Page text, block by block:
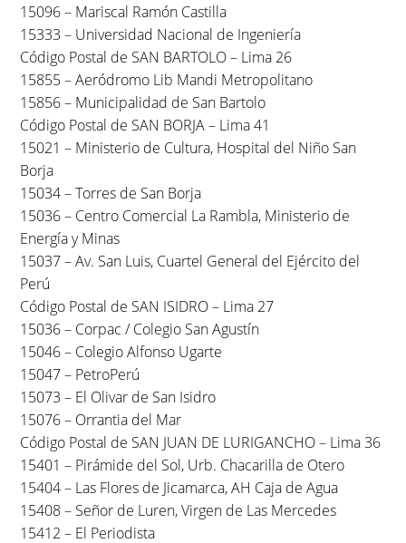
15096 – Mariscal Ramón Castilla
15333 – Universidad Nacional de Ingeniería
Código Postal de SAN BARTOLO – Lima 26
15855 – Aeródromo Lib Mandi Metropolitano
15856 – Municipalidad de San Bartolo
Código Postal de SAN BORJA – Lima 41
15021 – Ministerio de Cultura, Hospital del Niño San
Borja
15034 – Torres de San Borja
15036 – Centro Comercial La Rambla, Ministerio de
Energía y Minas
15037 – Av. San Luis, Cuartel General del Ejército del
Perú
Código Postal de SAN ISIDRO – Lima 27
15036 – Corpac / Colegio San Agustín
15046 – Colegio Alfonso Ugarte
15047 – PetroPerú
15073 – El Olivar de San Isidro
15076 – Orrantia del Mar
Código Postal de SAN JUAN DE LURIGANCHO – Lima 36
15401 – Pirámide del Sol, Urb. Chacarilla de Otero
15404 – Las Flores de Jicamarca, AH Caja de Agua
15408 – Señor de Luren, Virgen de Las Mercedes
15412 – El Periodista